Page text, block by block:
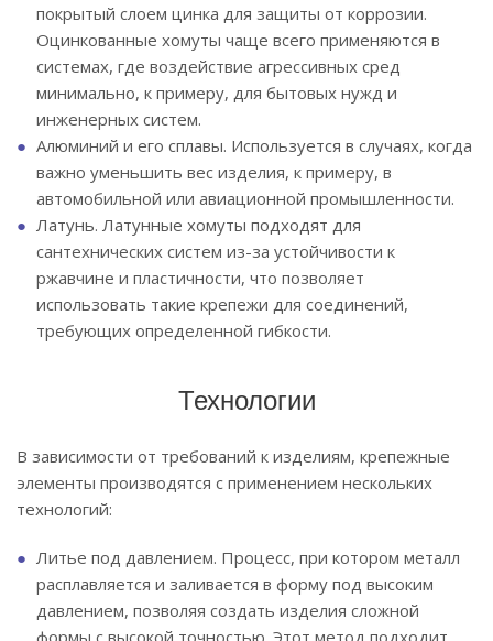
покрытый слоем цинка для защиты от коррозии.
Оцинкованные хомуты чаще всего применяются в
системах, где воздействие агрессивных сред
минимально, к примеру, для бытовых нужд и
инженерных систем.
Алюминий и его сплавы. Используется в случаях, когда
важно уменьшить вес изделия, к примеру, в
автомобильной или авиационной промышленности.
Латунь. Латунные хомуты подходят для
сантехнических систем из-за устойчивости к
ржавчине и пластичности, что позволяет
использовать такие крепежи для соединений,
требующих определенной гибкости.
Технологии
В зависимости от требований к изделиям, крепежные
элементы производятся с применением нескольких
технологий:
Литье под давлением. Процесс, при котором металл
расплавляется и заливается в форму под высоким
давлением, позволяя создать изделия сложной